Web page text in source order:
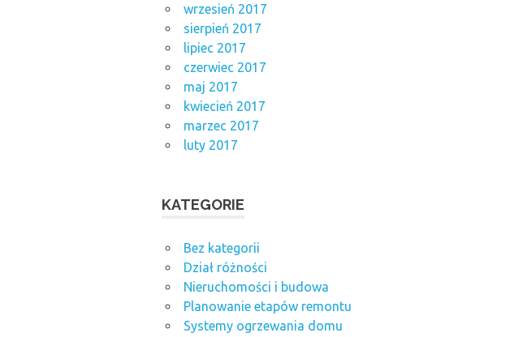
wrzesień 2017
sierpień 2017
lipiec 2017
czerwiec 2017
maj 2017
kwiecień 2017
marzec 2017
luty 2017
KATEGORIE
Bez kategorii
Dział różności
Nieruchomości i budowa
Planowanie etapów remontu
Systemy ogrzewania domu